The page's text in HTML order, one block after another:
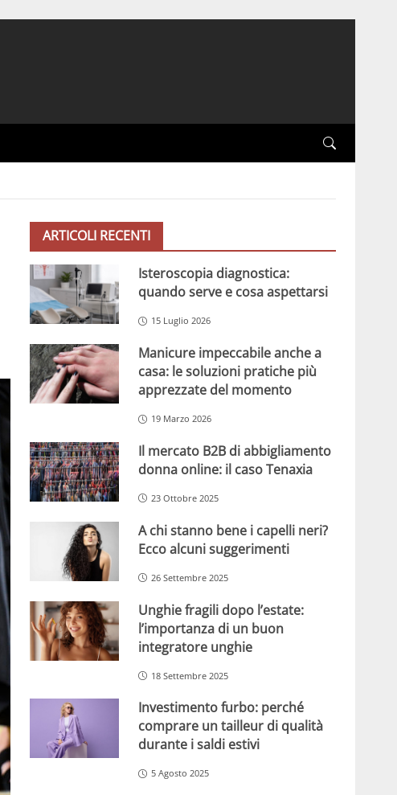
ARTICOLI RECENTI
Isteroscopia diagnostica:
quando serve e cosa aspettarsi
15 Luglio 2026
Manicure impeccabile anche a
casa: le soluzioni pratiche più
apprezzate del momento
19 Marzo 2026
Il mercato B2B di abbigliamento
donna online: il caso Tenaxia
23 Ottobre 2025
A chi stanno bene i capelli neri?
Ecco alcuni suggerimenti
26 Settembre 2025
Unghie fragili dopo l’estate:
l’importanza di un buon
integratore unghie
18 Settembre 2025
Investimento furbo: perché
comprare un tailleur di qualità
durante i saldi estivi
5 Agosto 2025